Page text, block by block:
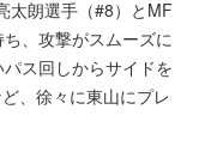
太朗選手（#8）とMF
、攻撃がスムーズに
ス回しからサイドを
、徐々に東山にプレ